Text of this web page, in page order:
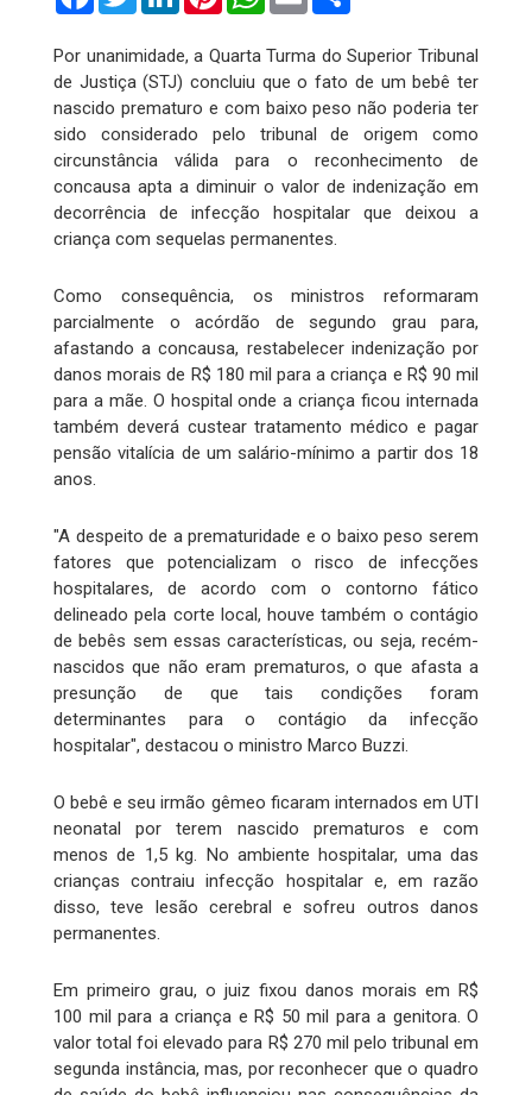
​Por unanimidade, a Quarta Turma do Superior Tribunal
de Justiça (STJ) concluiu que o fato de um bebê ter
nascido prematuro e com baixo peso não poderia ter
sido considerado pelo tribunal de origem como
circunstância válida para o reconhecimento de
concausa apta a diminuir o valor de indenização em
decorrência de infecção hospitalar que deixou a
criança com sequelas permanentes.
Como consequência, os ministros reformaram
parcialmente o acórdão de segundo grau para,
afastando a concausa, restabelecer indenização por
danos morais de R$ 180 mil para a criança e R$ 90 mil
para a mãe. O hospital onde a criança ficou internada
também deverá custear tratamento médico e pagar
pensão vitalícia de um salário-mínimo a partir dos 18
anos.
"A despeito de a prematuridade e o baixo peso serem
fatores que potencializam o risco de infecções
hospitalares, de acordo com o contorno fático
delineado pela corte local, houve também o contágio
de bebês sem essas características, ou seja, recém-
nascidos que não eram prematuros, o que afasta a
presunção de que tais condições foram
determinantes para o contágio da infecção
hospitalar", destacou o ministro Marco Buzzi.
O bebê e seu irmão gêmeo ficaram internados em UTI
neonatal por terem nascido prematuros e com
menos de 1,5 kg. No ambiente hospitalar, uma das
crianças contraiu infecção hospitalar e, em razão
disso, teve lesão cerebral e sofreu outros danos
permanentes.
Em primeiro grau, o juiz fixou danos morais em R$
100 mil para a criança e R$ 50 mil para a genitora. O
valor total foi elevado para R$ 270 mil pelo tribunal em
segunda instância, mas, por reconhecer que o quadro